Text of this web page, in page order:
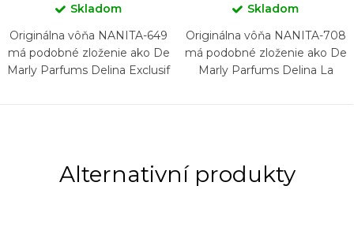
Skladom
Originálna vôňa NANITA-649
má podobné zloženie ako De
Marly Parfums Delina Exclusif
Skladom
Originálna vôňa NANITA-708
má podobné zloženie ako De
Marly Parfums Delina La